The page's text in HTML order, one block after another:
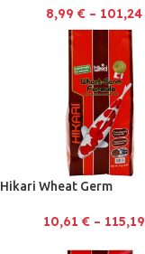
8,99 €– 101,24
Hikari Wheat Germ
10,61 €– 115,19